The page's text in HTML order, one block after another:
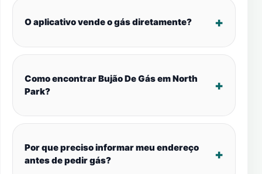
O aplicativo vende o gás diretamente?
Como encontrar Bujão De Gás em North
Park?
Por que preciso informar meu endereço
antes de pedir gás?